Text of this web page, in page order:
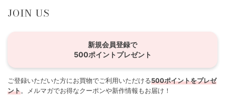
JOIN US
新規会員登録で
500ポイントプレゼント
ご登録いただいた方にお買物でご利用いただける500ポイントをプレゼ
ント。メルマガでお得なクーポンや新作情報もお届け！